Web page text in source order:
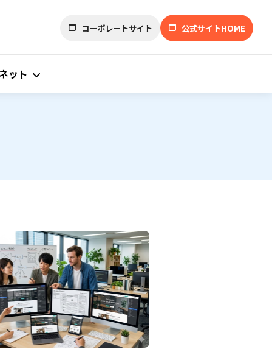
コーポレートサイト 公式サイトHOME
ット